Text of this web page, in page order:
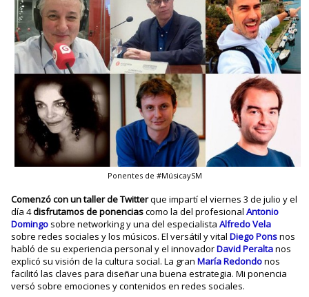
Ponentes de #MúsicaySM
Comenzó con un taller de Twitterque impartí el viernes 3 de julio y el
día 4disfrutamos de ponenciascomo la del profesionalAntonio
Domingo sobre networking y una del especialistaAlfredo Vela
sobre redes sociales y los músicos. El versátil y vitalDiego Ponsnos
habló de su experiencia personal y el innovadorDavid Peraltanos
explicó su visión de la cultura social. La granMaría Redondonos
facilitó las claves para diseñar una buena estrategia. Mi ponencia
versó sobre emociones y contenidos en redes sociales.